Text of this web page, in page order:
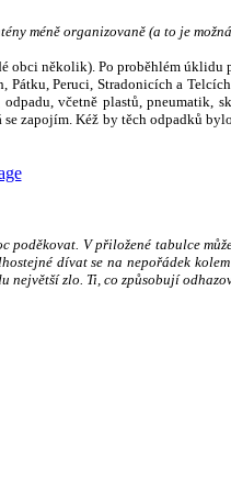
méně organizovaně (a to je
několik). Po proběhlém
Peruci, Stradonicích a
včetně plastů, pneumatik,
zapojím. Kéž by těch odpadků
V přiložené tabulce
dívat se na nepořádek
největší zlo. Ti, co způsobují